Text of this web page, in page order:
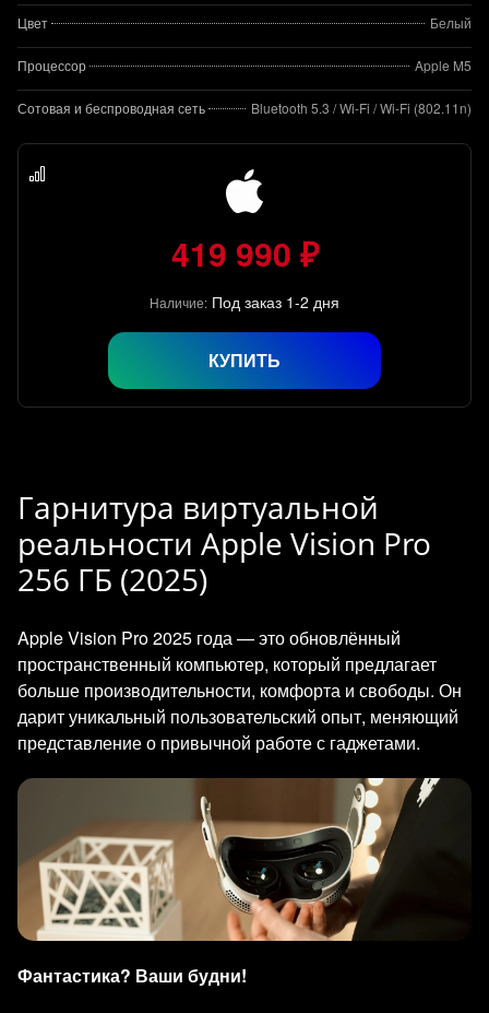
Цвет Белый
Процессор Apple M5
Сотовая и беспроводная сеть Bluetooth 5.3 / Wi-Fi / Wi-Fi (802.11n)
419 990 ₽
Наличие: Под заказ 1-2 дня
КУПИТЬ
Гарнитура виртуальной
реальности Apple Vision Pro
256 ГБ (2025)
Apple Vision Pro 2025 года — это обновлённый
пространственный компьютер, который предлагает
больше производительности, комфорта и свободы. Он
дарит уникальный пользовательский опыт, меняющий
представление о привычной работе с гаджетами.
Фантастика? Ваши будни!